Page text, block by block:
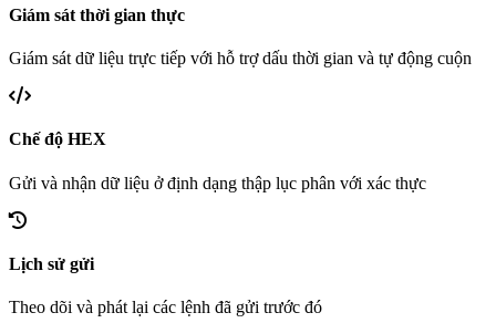
Giám sát thời gian thực
Giám sát dữ liệu trực tiếp với hỗ trợ dấu thời gian và tự động cuộn
Chế độ HEX
Gửi và nhận dữ liệu ở định dạng thập lục phân với xác thực
Lịch sử gửi
Theo dõi và phát lại các lệnh đã gửi trước đó